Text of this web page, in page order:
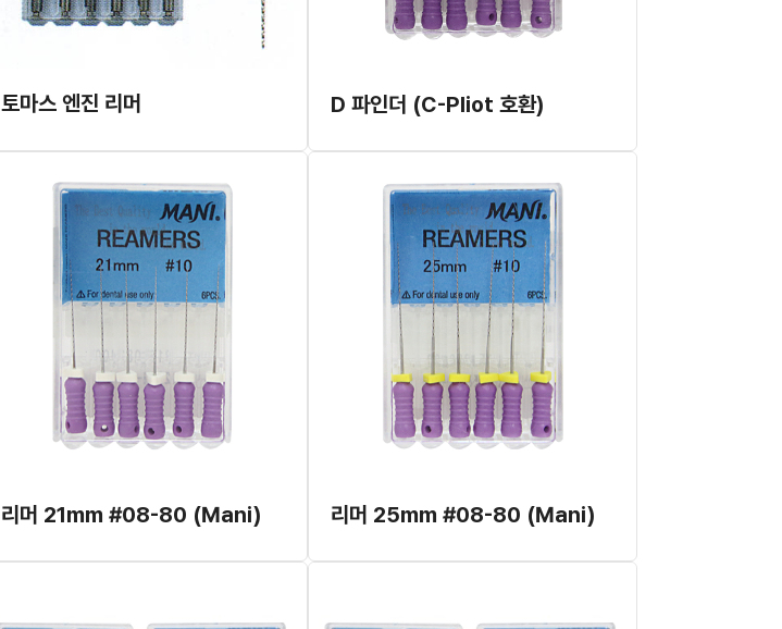
토마스 엔진 리머 D 파인더 (C-Pliot 호환)
리머 21mm #08-80 (Mani) 리머 25mm #08-80 (Mani)